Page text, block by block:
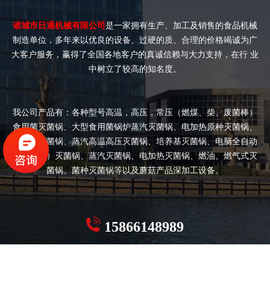
诸城市日通机械有限公司 是一家拥有生产、加工及销售的食品机械
制造单位，多年来以优良的设备、过硬的质、合理的价格竭诚为广
大客户服务，赢得了全国各地客户的真诚信赖与大力支持，在行 业
中树立了较高的知名度。
我公司产品有：各种型号高温，高压，常压（燃煤、柴、废菌棒）
食用菌灭菌锅、大型食用菌锅炉蒸汽灭菌锅、电加热原种灭菌锅、
双开门灭菌锅、蒸汽高温高压灭菌锅、培养基灭菌锅、电脑全自动
（半自动）灭菌锅、蒸汽灭菌锅、电加热灭菌锅、燃油、燃气式灭
菌锅、菌种灭菌锅等以及蘑菇产品深加工设备。
15866148989